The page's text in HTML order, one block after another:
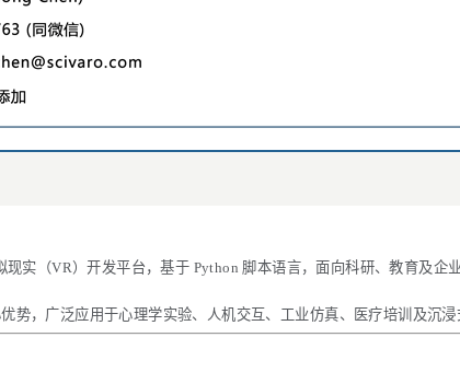
现实（VR）开发平台，基于 Python 脚本语言，面向科研、教育及企
势，广泛应用于心理学实验、人机交互、工业仿真、医疗培训及沉浸